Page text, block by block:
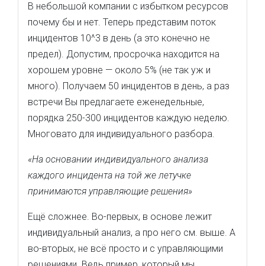
В небольшой компании с избытком ресурсов
почему бы и нет. Теперь представим поток
инцидентов 10^3 в день (а это конечно не
предел). Допустим, просрочка находится на
хорошем уровне — около 5% (не так уж и
много). Получаем 50 инцидентов в день, а раз
встречи Вы предлагаете еженедельные,
порядка 250-300 инцидентов каждую неделю.
Многовато для индивидуального разбора.
«На основании индивидуального анализа
каждого инцидента на той же летучке
принимаются управляющие решения»
Ещё сложнее. Во-первых, в основе лежит
индивидуальный анализ, а про него см. выше. А
во-вторых, не всё просто и с управляющими